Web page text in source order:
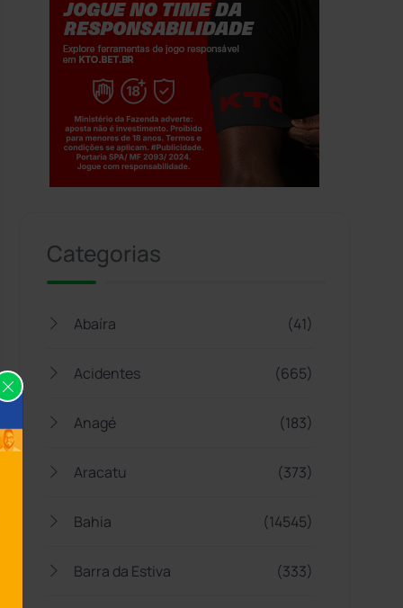
Categorias
Abaíra (41)
Acidentes (665)
Anagé (183)
Aracatu (373)
Bahia (14545)
Barra da Estiva (333)